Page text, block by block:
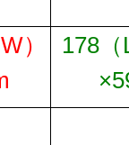
W）
178（